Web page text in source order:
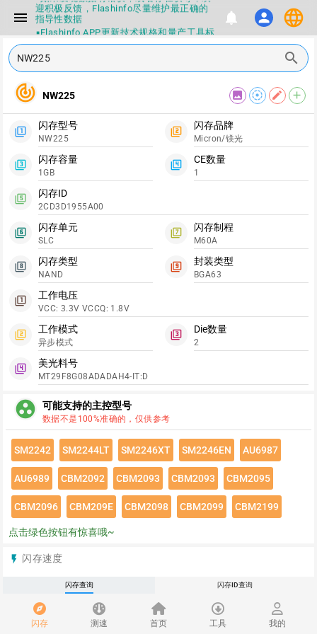
menu
迎积极反馈，Flashinfo尽量维护最正确的
指导性数据
▪Flashinfo APP更新技术规格和量产工具标
签啦，使用更加丝滑，快点击下载吧
▪兄弟们没事不要乱下载量产工具，过分了
本来就有不确定性，任何第三方工具提供的
数据都不要100%相信，包括量产工具都不
一定可信的，因为数据都可以改，一定要有
正确的认知，不要随大流
▪如果发现数据有错误，或者存在误导，欢
迎积极反馈，Flashinfo尽量维护最正确的
指导性数据
▪Flashinfo APP更新技术规格和量产工具标
签啦，使用更加丝滑，快点击下载吧
notifications person language
闪存 测速 首页 工具 我的
search
track_changes NW225 image filter_tilt_shift edit add
filter_1
闪存型号
NW225
filter_2
闪存品牌
Micron/镁光
filter_3
闪存容量
1GB
filter_4
CE数量
1
filter_5
闪存ID
2CD3D1955A00
filter_6
闪存单元
SLC
filter_7
闪存制程
M60A
filter_8
闪存类型
NAND
filter_9
封装类型
BGA63
filter_1
工作电压
VCC: 3.3V VCCQ: 1.8V
filter_2
工作模式
异步模式
filter_3
Die数量
2
filter_4
美光料号
MT29F8G08ADADAH4-IT:D
group_work 可能支持的主控型号
数据不是100%准确的，仅供参考
SM2242 SM2244LT SM2246XT SM2246EN AU6987
AU6989 CBM2092 CBM2093 CBM2093 CBM2095
CBM2096 CBM209E CBM2098 CBM2099 CBM2199
点击绿色按钮有惊喜哦~
flash_on 闪存速度
推荐
闪存查询 闪存ID查询